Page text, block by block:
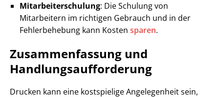
Mitarbeiterschulung: Die Schulung von
Mitarbeitern im richtigen Gebrauch und in der
Fehlerbehebung kann Kosten sparen.
Zusammenfassung und
Handlungsaufforderung
Drucken kann eine kostspielige Angelegenheit sein,